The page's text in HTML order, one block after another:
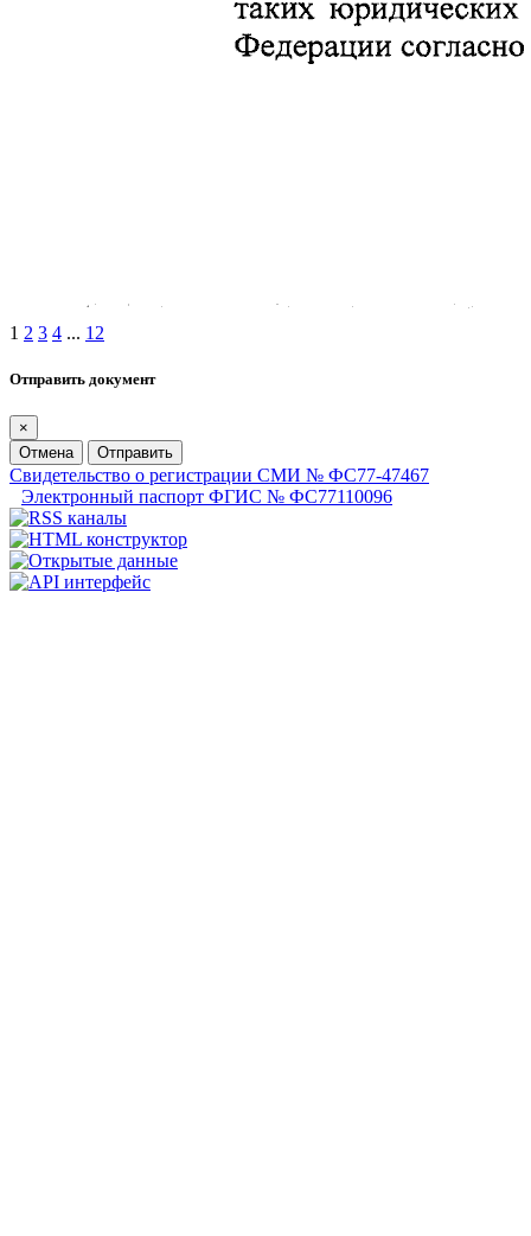
1 2 3 4 ... 12
Отправить документ
×
Отмена
Отправить
Свидетельство о регистрации СМИ № ФС77-47467
Электронный паспорт ФГИС № ФС77110096